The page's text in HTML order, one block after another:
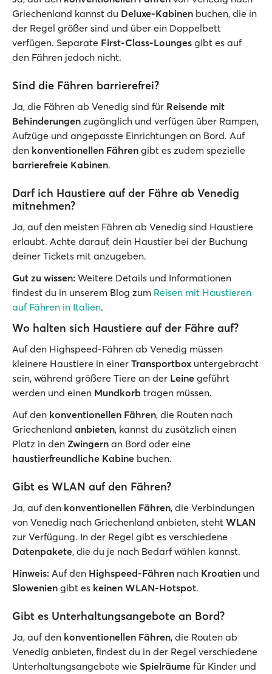
Griechenland kannst du Deluxe-Kabinen buchen, die in
der Regel größer sind und über ein Doppelbett
verfügen. Separate First-Class-Lounges gibt es auf
den Fähren jedoch nicht.
Sind die Fähren barrierefrei?
Ja, die Fähren ab Venedig sind für Reisende mit
Behinderungen zugänglich und verfügen über Rampen,
Aufzüge und angepasste Einrichtungen an Bord. Auf
den konventionellen Fähren gibt es zudem spezielle
barrierefreie Kabinen.
Darf ich Haustiere auf der Fähre ab Venedig
mitnehmen?
Ja, auf den meisten Fähren ab Venedig sind Haustiere
erlaubt. Achte darauf, dein Haustier bei der Buchung
deiner Tickets mit anzugeben.
Gut zu wissen: Weitere Details und Informationen
findest du in unserem Blog zum Reisen mit Haustieren
auf Fähren in Italien.
Wo halten sich Haustiere auf der Fähre auf?
Auf den Highspeed-Fähren ab Venedig müssen
kleinere Haustiere in einer Transportbox untergebracht
sein, während größere Tiere an der Leine geführt
werden und einen Mundkorb tragen müssen.
Auf den konventionellen Fähren, die Routen nach
Griechenland anbieten, kannst du zusätzlich einen
Platz in den Zwingern an Bord oder eine
haustierfreundliche Kabine buchen.
Gibt es WLAN auf den Fähren?
Ja, auf den konventionellen Fähren, die Verbindungen
von Venedig nach Griechenland anbieten, steht WLAN
zur Verfügung. In der Regel gibt es verschiedene
Datenpakete, die du je nach Bedarf wählen kannst.
Hinweis: Auf den Highspeed-Fähren nach Kroatien und
Slowenien gibt es keinen WLAN-Hotspot.
Gibt es Unterhaltungsangebote an Bord?
Ja, auf den konventionellen Fähren, die Routen ab
Venedig anbieten, findest du in der Regel verschiedene
Unterhaltungsangebote wie Spielräume für Kinder und